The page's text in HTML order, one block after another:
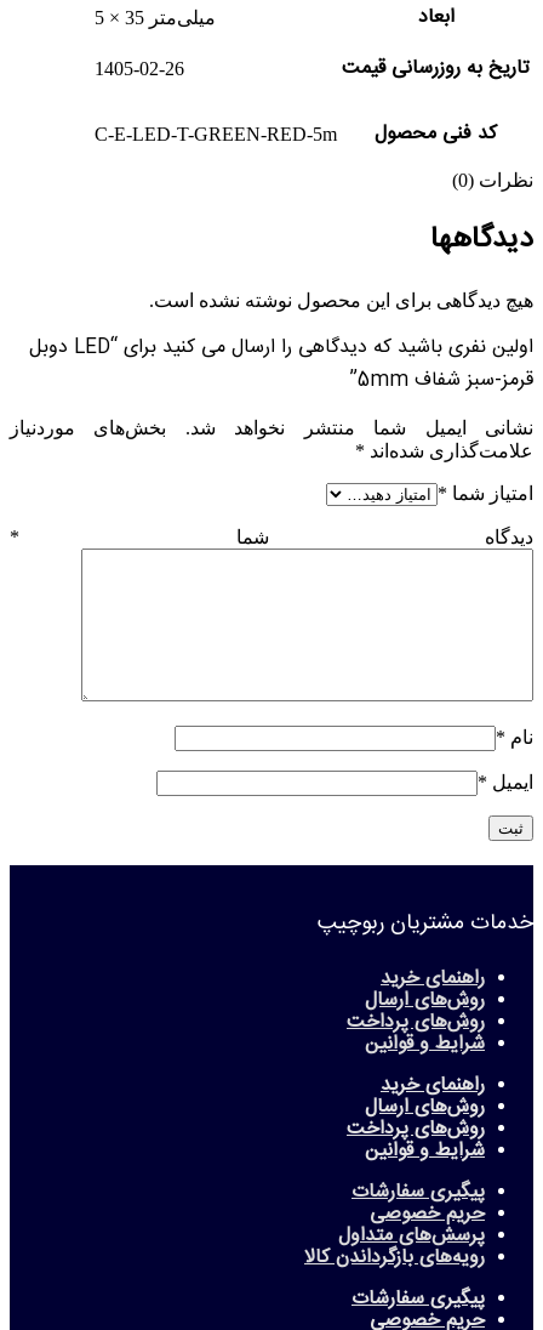
ابعاد 5 × 35 میلی‌متر
تاریخ به روزرسانی قیمت 1405-02-26
کد فنی محصول C-E-LED-T-GREEN-RED-5m
نظرات (0)
دیدگاهها
هیچ دیدگاهی برای این محصول نوشته نشده است.
اولین نفری باشید که دیدگاهی را ارسال می کنید برای “LED دوبل
قرمز-سبز شفاف 5mm”
نشانی ایمیل شما منتشر نخواهد شد.
بخش‌های موردنیاز
علامت‌گذاری شده‌اند *
امتیاز شما *
دیدگاه شما *
نام *
ایمیل *
خدمات مشتریان ربوچیپ
راهنمای خرید
روش‌های ارسال
روش‌های پرداخت
شرایط و قوانین
راهنمای خرید
روش‌های ارسال
روش‌های پرداخت
شرایط و قوانین
پیگیری سفارشات
حریم خصوصی
پرسش‌های متداول
رویه‌های بازگرداندن کالا
پیگیری سفارشات
حریم خصوصی